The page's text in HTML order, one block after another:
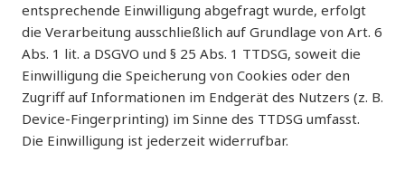
entsprechende Einwilligung abgefragt wurde, erfolgt
die Verarbeitung ausschließlich auf Grundlage von Art. 6
Abs. 1 lit. a DSGVO und § 25 Abs. 1 TTDSG, soweit die
Einwilligung die Speicherung von Cookies oder den
Zugriff auf Informationen im Endgerät des Nutzers (z. B.
Device-Fingerprinting) im Sinne des TTDSG umfasst.
Die Einwilligung ist jederzeit widerrufbar.